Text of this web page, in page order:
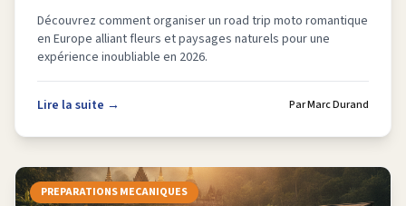
en Europe en 2026
Découvrez comment organiser un road trip moto romantique
en Europe alliant fleurs et paysages naturels pour une
expérience inoubliable en 2026.
Lire la suite → ParMarc Durand
PREPARATIONS MECANIQUES